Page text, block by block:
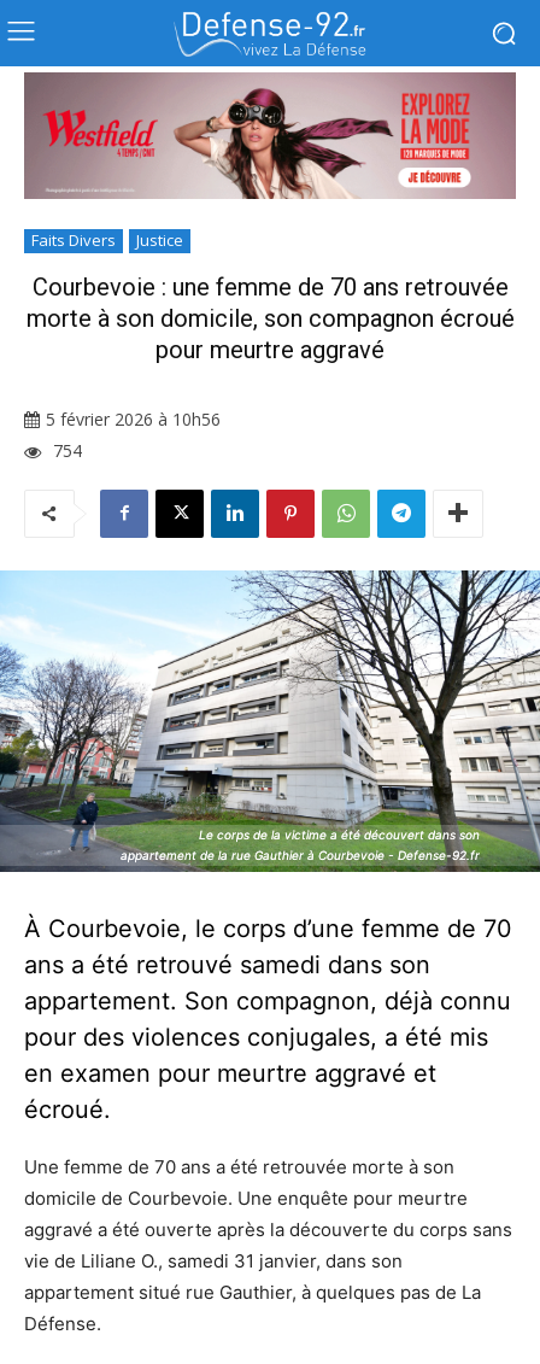
Faits Divers Justice
Courbevoie : une femme de 70 ans retrouvée
morte à son domicile, son compagnon écroué
pour meurtre aggravé
5 février 2026 à 10h56
754
Le corps de la victime a été découvert dans son
appartement de la rue Gauthier à Courbevoie - Defense-92.fr
Le corps de la victime a été découvert dans son
appartement de la rue Gauthier à Courbevoie - Defense-92.fr
À Courbevoie, le corps d’une femme de 70
ans a été retrouvé samedi dans son
appartement. Son compagnon, déjà connu
pour des violences conjugales, a été mis
en examen pour meurtre aggravé et
écroué.
Une femme de 70 ans a été retrouvée morte à son
domicile de Courbevoie. Une enquête pour meurtre
aggravé a été ouverte après la découverte du corps sans
vie de Liliane O., samedi 31 janvier, dans son
appartement situé rue Gauthier, à quelques pas de La
Défense.